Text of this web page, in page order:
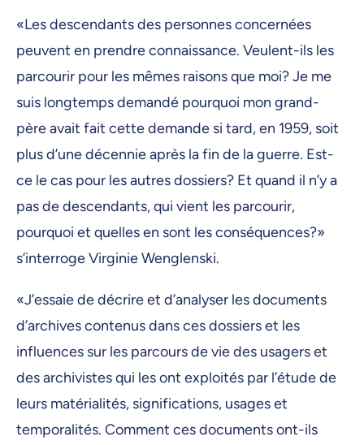
«Les descendants des personnes concernées
peuvent en prendre connaissance. Veulent-ils les
parcourir pour les mêmes raisons que moi? Je me
suis longtemps demandé pourquoi mon grand-
père avait fait cette demande si tard, en 1959, soit
plus d’une décennie après la fin de la guerre. Est-
ce le cas pour les autres dossiers? Et quand il n’y a
pas de descendants, qui vient les parcourir,
pourquoi et quelles en sont les conséquences?»
s’interroge Virginie Wenglenski.
«J’essaie de décrire et d’analyser les documents
d’archives contenus dans ces dossiers et les
influences sur les parcours de vie des usagers et
des archivistes qui les ont exploités par l’étude de
leurs matérialités, significations, usages et
temporalités. Comment ces documents ont-ils